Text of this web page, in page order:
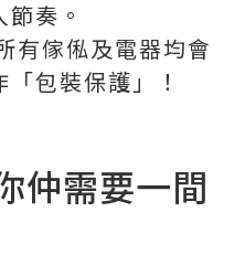
奏。
有傢俬及電器均會
包裝保護」！
仲需要一間